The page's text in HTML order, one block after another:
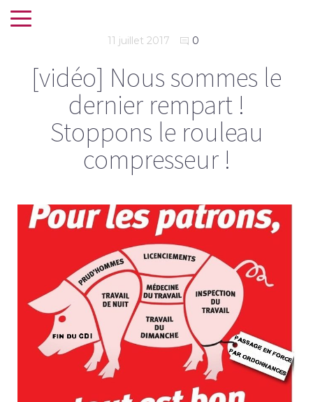
11 juillet 2017 0
[vidéo] Nous sommes le
dernier rempart !
Stoppons le rouleau
compresseur !